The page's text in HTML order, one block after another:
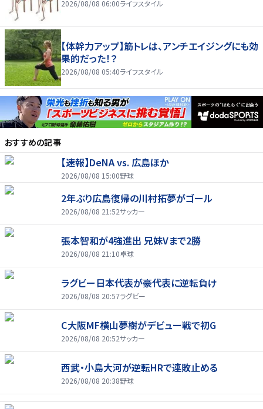
2026/08/08 06:00ライフスタイル
【体幹力アップ】筋トレは、アンチエイジングにも効
果的だった！？
2026/08/08 05:40ライフスタイル
おすすめの記事
【速報】DeNA vs. 広島ほか
2026/08/08 15:00野球
2年ぶり広島復帰の川村拓夢がゴール
2026/08/08 21:52サッカー
張本智和が4強進出 兄妹Vまで2勝
2026/08/08 21:10卓球
ラグビー日本代表が豪代表に逆転負け
2026/08/08 20:57ラグビー
C大阪MF横山夢樹がデビュー戦で初G
2026/08/08 20:52サッカー
西武・小島大河が逆転HRで連敗止める
2026/08/08 20:38野球